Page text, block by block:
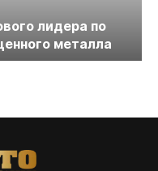
лидера по
металла